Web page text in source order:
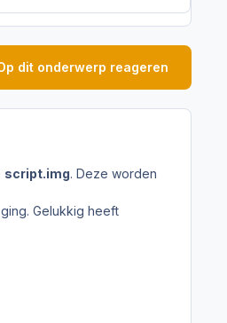
dit onderwerp reageren
script.img. Deze worden
Gelukkig heeft